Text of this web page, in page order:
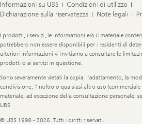
Informazioni su UBS
Condizioni di utilizzo
Dichiarazione sulla riservatezza
Note legali
Legal
Information
I prodotti, i servizi, le informazioni e/o il materiale
potrebbero non essere disponibili per i residenti di
ulteriori informazioni vi invitiamo a consultare le
prodotti o ai servizi in questione.
Sono severamente vietati la copia, l’adattamento, la
condivisione, l’inoltro o qualsiasi altro uso
materiale, ad eccezione della consultazione personale,
UBS.
© UBS 1998 - 2026. Tutti i diritti riservati.